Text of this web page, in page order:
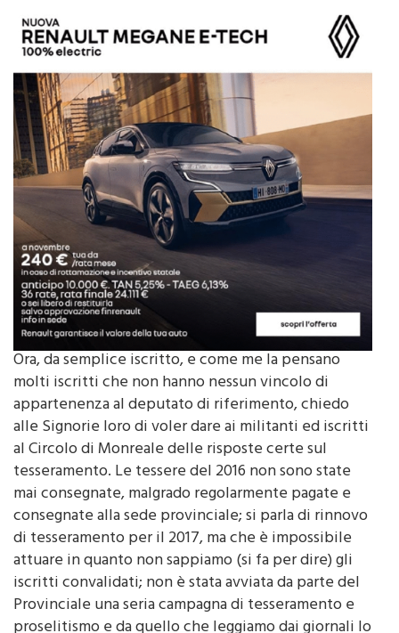
Ora, da semplice iscritto, e come me la pensano
molti iscritti che non hanno nessun vincolo di
appartenenza al deputato di riferimento, chiedo
alle Signorie loro di voler dare ai militanti ed iscritti
al Circolo di Monreale delle risposte certe sul
tesseramento. Le tessere del 2016 non sono state
mai consegnate, malgrado regolarmente pagate e
consegnate alla sede provinciale; si parla di rinnovo
di tesseramento per il 2017, ma che è impossibile
attuare in quanto non sappiamo (si fa per dire) gli
iscritti convalidati; non è stata avviata da parte del